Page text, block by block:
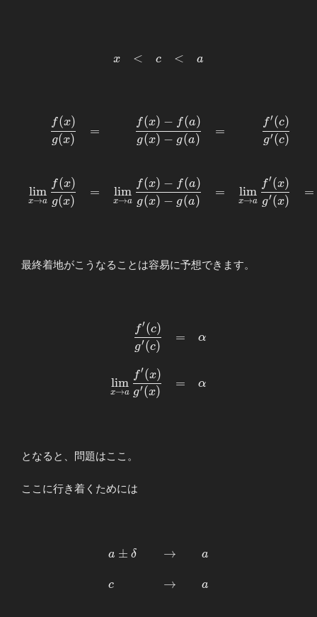
\begin{array}
\end{array}
x < c < a
\begin{array}{rlrlrllll} \displaystyle
\displaystyle\frac{f(x)}{g(x)} &=&
(c)}{g^{\prime}(c)} \\ \\ \\
\displaystyle\lim_{x\to a}\frac{f(x)}
{g(x)} &=& \displaystyle \lim_{x\to a}
\frac{f^{\prime}(x)}{g^{\prime}
(x)}&=&α \end{array}
g(x)
f(x)
x→a
lim
g(x)
f(x)
=
=
g(x) − g(a)
f(x) − f(a)
x→a
lim
g(x) − g(a)
f(x) − f(a)
=
=
g′(c)
f′(c)
x→a
lim
g′(x)
f′(x)
=
最終着地がこうなることは容易に予想できます。
\begin{array}{rllllll}
\displaystyle
(c)}{g^{\prime}(c)}&=&α \\
\\ \displaystyle \lim_{x\to
g′(c)
f′(c)
x→a
lim
g′(x)
f′(x)
=
=
α
α
となると、問題はここ。
ここに行き着くためには
\begin{array}
\displaystyle
a ± δ
c
→
→
a
a